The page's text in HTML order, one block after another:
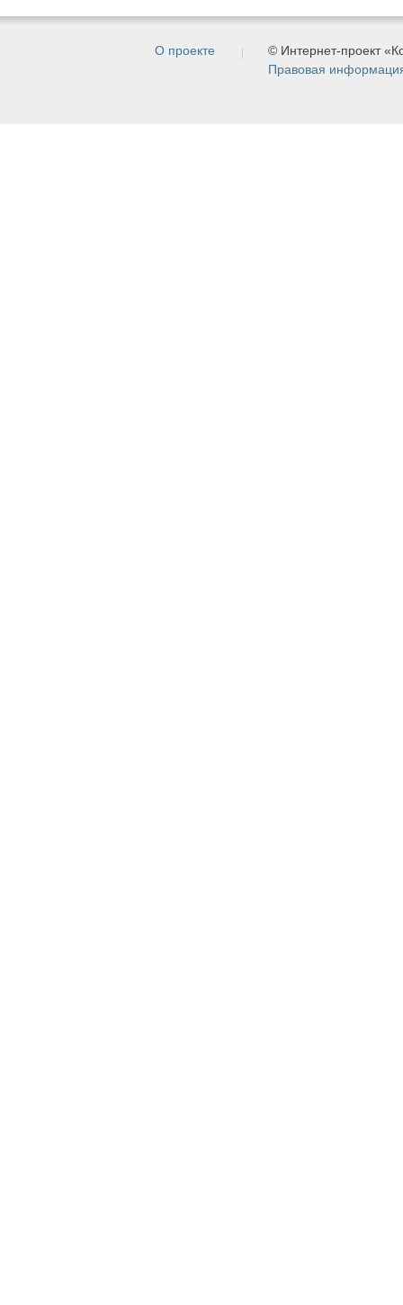
О проекте
© Интернет-проект
Правовая